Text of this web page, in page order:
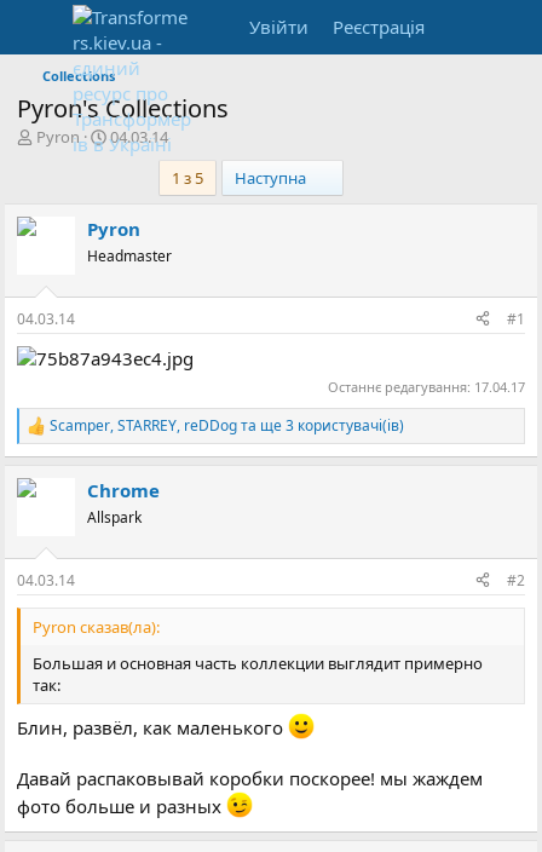
Увійти Реєстрація
Collections
Pyron's Collections
А
р
м
и
Pyron
Д
а
с
в
е
н
04.03.14
1 з 5
Наступна
Pyron
Headmaster
04.03.14 #1
Останнє редагування: 17.04.17
Р
е
к
Scamper,STARREY, reDDogта ще 3 користувачі(ів)
Chrome
Allspark
04.03.14 #2
Pyron сказав(ла):
Большая и основная часть коллекции выглядит примерно
так:
Блин, развёл, как маленького
Давай распаковывай коробки поскорее! мы жаждем
фото больше и разных